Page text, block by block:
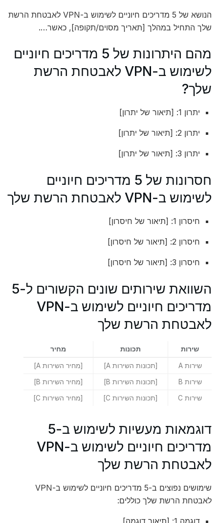
הנושא של 5 מדריכים חיוניים לשימוש ב-VPN לאבטחת הרשת
שלך התחיל במהלך [תאריך מסוים/תקופה], כאשר….
מהם היתרונות של 5 מדריכים חיוניים
לשימוש ב-VPN לאבטחת הרשת
שלך?
יתרון 1: [תיאור של יתרון]
יתרון 2: [תיאור של יתרון]
יתרון 3: [תיאור של יתרון]
חסרונות של 5 מדריכים חיוניים
לשימוש ב-VPN לאבטחת הרשת שלך
חיסרון 1: [תיאור של חיסרון]
חיסרון 2: [תיאור של חיסרון]
חיסרון 3: [תיאור של חיסרון]
השוואת שירותים שונים הקשורים ל-5
מדריכים חיוניים לשימוש ב-VPN
לאבטחת הרשת שלך
שירות תכונות מחיר
שירות A [תכונות השירות A] [מחיר השירות A]
שירות B [תכונות השירות B] [מחיר השירות B]
שירות C [תכונות השירות C] [מחיר השירות C]
דוגמאות מעשיות לשימוש ב-5
מדריכים חיוניים לשימוש ב-VPN
לאבטחת הרשת שלך
שימושים נפוצים ב-5 מדריכים חיוניים לשימוש ב-VPN
לאבטחת הרשת שלך כוללים:
דוגמה 1: [תיאור דוגמה]